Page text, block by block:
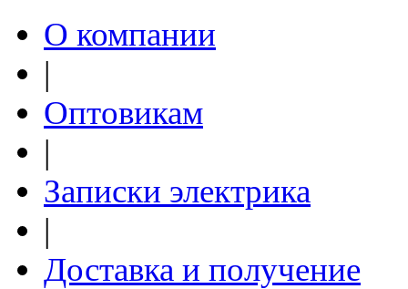
О компании
|
Оптовикам
|
Записки электрика
|
Доставка и получение